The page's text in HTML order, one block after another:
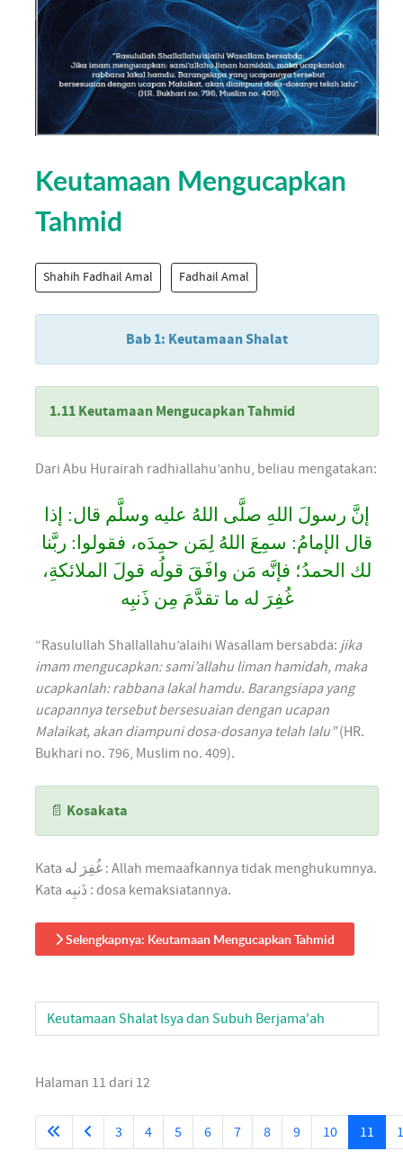
Keutamaan Mengucapkan
Tahmid
Shahih Fadhail Amal Fadhail Amal
Bab 1: Keutamaan Shalat
1.11 Keutamaan Mengucapkan Tahmid
Dari Abu Hurairah radhiallahu’anhu, beliau mengatakan:
إنَّ رسولَ اللهِ صلَّى اللهُ عليه وسلَّم قال: إذا
قال الإمامُ: سمِعَ اللهُ لِمَن حمِدَه، فقولوا: ربَّنا
لك الحمدُ؛ فإنَّه مَن وافَقَ قولُه قولَ الملائكةِ،
غُفِرَ له ما تقدَّمَ مِن ذَنبِه
“Rasulullah Shallallahu’alaihi Wasallam bersabda: jika
imam mengucapkan: sami’allahu liman hamidah, maka
ucapkanlah: rabbana lakal hamdu. Barangsiapa yang
ucapannya tersebut bersesuaian dengan ucapan
Malaikat, akan diampuni dosa-dosanya telah lalu”(HR.
Bukhari no. 796, Muslim no. 409).
📄 Kosakata
Kata غُفِرَ له : Allah memaafkannya tidak menghukumnya.
Kata ذَنبِه : dosa kemaksiatannya.
Selengkapnya: Keutamaan Mengucapkan Tahmid
Keutamaan Shalat Isya dan Subuh Berjama'ah
Halaman 11 dari 12
3 4 5 6 7 8 9 10 11